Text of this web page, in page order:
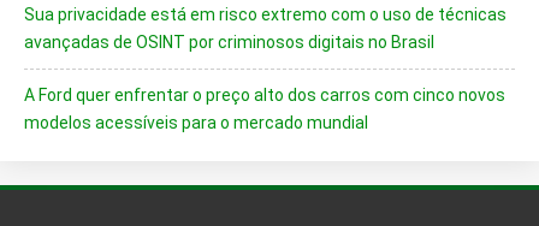
Sua privacidade está em risco extremo com o uso de técnicas
avançadas de OSINT por criminosos digitais no Brasil
A Ford quer enfrentar o preço alto dos carros com cinco novos
modelos acessíveis para o mercado mundial